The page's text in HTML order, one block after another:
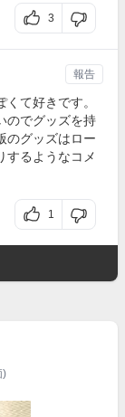
3
て好きです。
のでグッズを持
のグッズはロー
するようなコメ
1
報告
)